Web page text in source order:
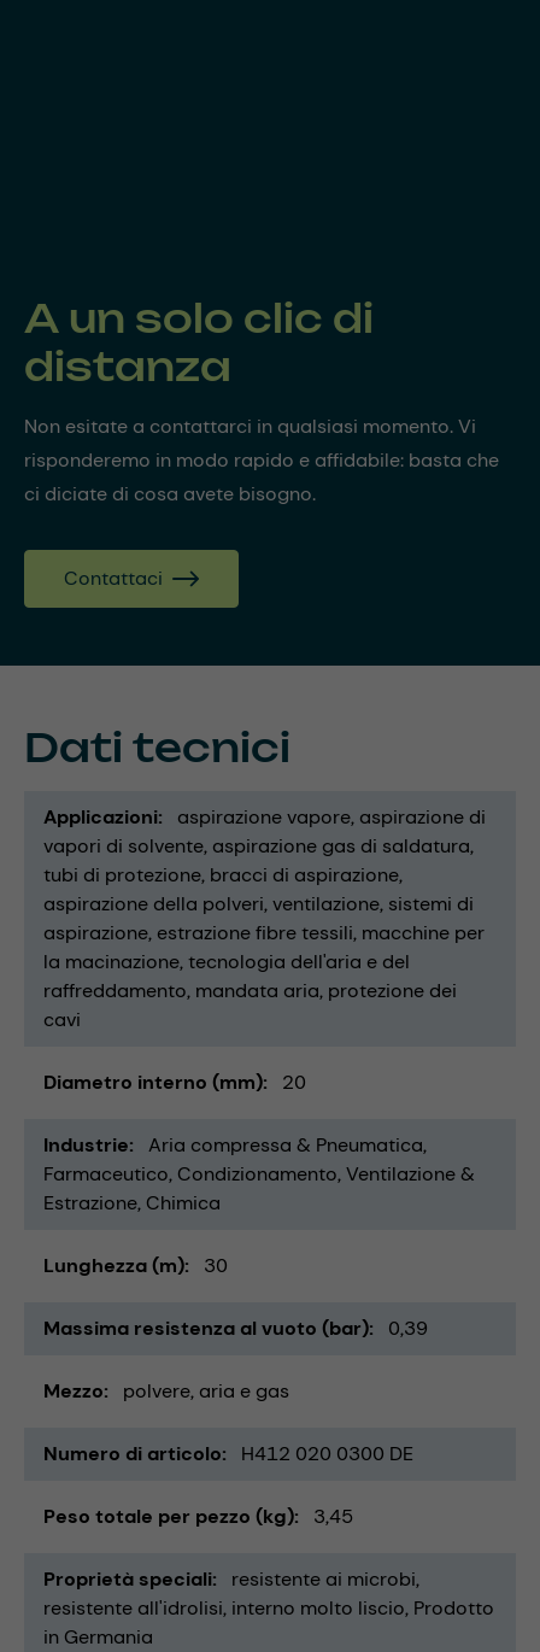
A un solo clic di
distanza
Non esitate a contattarci in qualsiasi momento. Vi
risponderemo in modo rapido e affidabile: basta che
ci diciate di cosa avete bisogno.
Contattaci
Dati tecnici
Applicazioni aspirazione vapore aspirazione di
vapori di solvente aspirazione gas di saldatura
tubi di protezione bracci di aspirazione
aspirazione della polveri ventilazione sistemi di
aspirazione estrazione fibre tessili macchine per
la macinazione tecnologia dell'aria e del
raffreddamento mandata aria protezione dei
cavi
Diametro interno (mm) 20
Industrie
Aria compressa & Pneumatica
Farmaceutico Condizionamento, Ventilazione &
Estrazione Chimica
Lunghezza (m) 30
Massima resistenza al vuoto (bar) 0,39
Mezzo polvere aria e gas
Numero di articolo H412 020 0300 DE
Peso totale per pezzo (kg) 3,45
Proprietà speciali
resistente ai microbi
resistente all'idrolisi interno molto liscio Prodotto
in Germania